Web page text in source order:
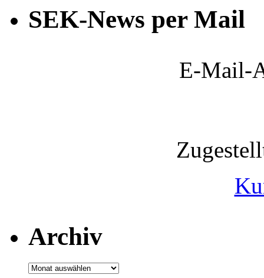
SEK-News per Mail
E-Mail-
Archiv
Archiv